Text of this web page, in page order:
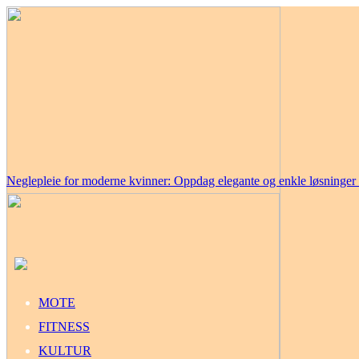
Neglepleie for moderne kvinner: Oppdag elegante og enkle løsninger
MOTE
FITNESS
KULTUR